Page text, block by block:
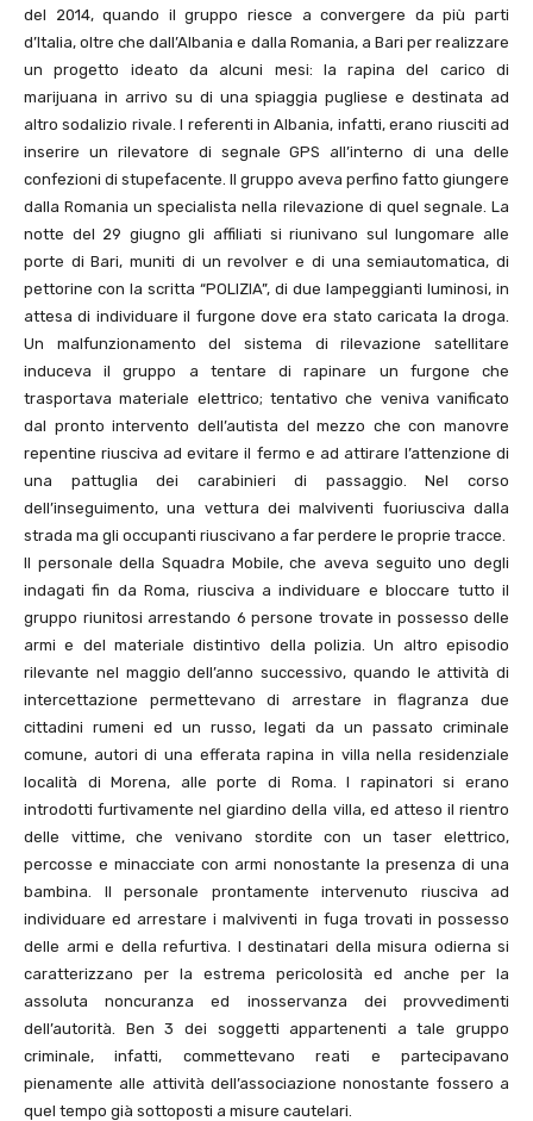
del 2014, quando il gruppo riesce a convergere da più parti
d’Italia, oltre che dall’Albania e dalla Romania, a Bari per realizzare
un progetto ideato da alcuni mesi: la rapina del carico di
marijuana in arrivo su di una spiaggia pugliese e destinata ad
altro sodalizio rivale. I referenti in Albania, infatti, erano riusciti ad
inserire un rilevatore di segnale GPS all’interno di una delle
confezioni di stupefacente. Il gruppo aveva perfino fatto giungere
dalla Romania un specialista nella rilevazione di quel segnale. La
notte del 29 giugno gli affiliati si riunivano sul lungomare alle
porte di Bari, muniti di un revolver e di una semiautomatica, di
pettorine con la scritta “POLIZIA”, di due lampeggianti luminosi, in
attesa di individuare il furgone dove era stato caricata la droga.
Un malfunzionamento del sistema di rilevazione satellitare
induceva il gruppo a tentare di rapinare un furgone che
trasportava materiale elettrico; tentativo che veniva vanificato
dal pronto intervento dell’autista del mezzo che con manovre
repentine riusciva ad evitare il fermo e ad attirare l’attenzione di
una pattuglia dei carabinieri di passaggio. Nel corso
dell’inseguimento, una vettura dei malviventi fuoriusciva dalla
strada ma gli occupanti riuscivano a far perdere le proprie tracce.
Il personale della Squadra Mobile, che aveva seguito uno degli
indagati fin da Roma, riusciva a individuare e bloccare tutto il
gruppo riunitosi arrestando 6 persone trovate in possesso delle
armi e del materiale distintivo della polizia. Un altro episodio
rilevante nel maggio dell’anno successivo, quando le attività di
intercettazione permettevano di arrestare in flagranza due
cittadini rumeni ed un russo, legati da un passato criminale
comune, autori di una efferata rapina in villa nella residenziale
località di Morena, alle porte di Roma. I rapinatori si erano
introdotti furtivamente nel giardino della villa, ed atteso il rientro
delle vittime, che venivano stordite con un taser elettrico,
percosse e minacciate con armi nonostante la presenza di una
bambina. Il personale prontamente intervenuto riusciva ad
individuare ed arrestare i malviventi in fuga trovati in possesso
delle armi e della refurtiva. I destinatari della misura odierna si
caratterizzano per la estrema pericolosità ed anche per la
assoluta noncuranza ed inosservanza dei provvedimenti
dell’autorità. Ben 3 dei soggetti appartenenti a tale gruppo
criminale, infatti, commettevano reati e partecipavano
pienamente alle attività dell’associazione nonostante fossero a
quel tempo già sottoposti a misure cautelari.